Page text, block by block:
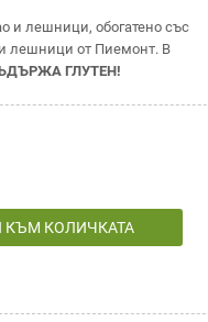
и лешници, обогатено със
лешници от Пиемонт. В
ГЛУТЕН!
КЪМ КОЛИЧКАТА